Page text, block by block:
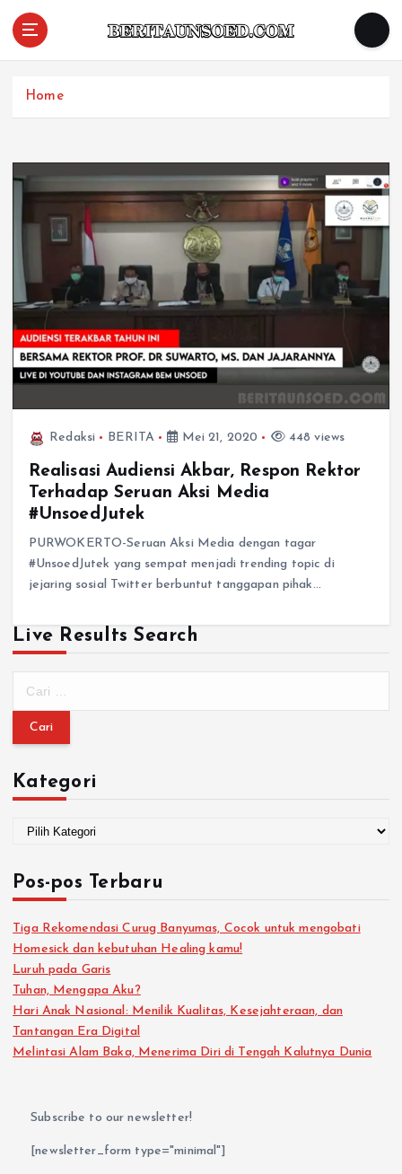
Home
Redaksi BERITA Mei 21, 2020 448 views
Realisasi Audiensi Akbar, Respon Rektor
Terhadap Seruan Aksi Media
#UnsoedJutek
PURWOKERTO-Seruan Aksi Media dengan tagar
#UnsoedJutek yang sempat menjadi trending topic di
jejaring sosial Twitter berbuntut tanggapan pihak…
Live Results Search
Kategori
Pos-pos Terbaru
Tiga Rekomendasi Curug Banyumas, Cocok untuk mengobati
Homesick dan kebutuhan Healing kamu!
Luruh pada Garis
Tuhan, Mengapa Aku?
Hari Anak Nasional: Menilik Kualitas, Kesejahteraan, dan
Tantangan Era Digital
Melintasi Alam Baka, Menerima Diri di Tengah Kalutnya Dunia
Subscribe to our newsletter!
[newsletter_form type="minimal"]